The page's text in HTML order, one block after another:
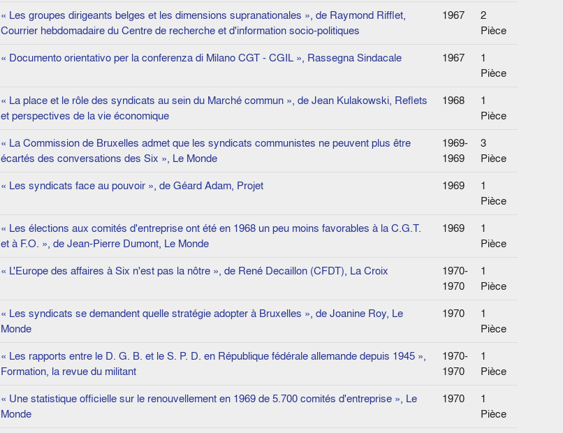
« Les groupes dirigeants belges et les dimensions supranationales », de Raymond Rifflet,
Courrier hebdomadaire du Centre de recherche et d'information socio-politiques
1967
2
Pièce
« Documento orientativo per la conferenza di Milano CGT - CGIL », Rassegna Sindacale 1967
1
Pièce
« La place et le rôle des syndicats au sein du Marché commun », de Jean Kulakowski, Reflets
et perspectives de la vie économique
1968
1
Pièce
« La Commission de Bruxelles admet que les syndicats communistes ne peuvent plus être
écartés des conversations des Six », Le Monde
1969-
1969
3
Pièce
« Les syndicats face au pouvoir », de Géard Adam, Projet 1969
1
Pièce
« Les élections aux comités d'entreprise ont été en 1968 un peu moins favorables à la C.G.T.
et à F.O. », de Jean-Pierre Dumont, Le Monde
1969
1
Pièce
« L'Europe des affaires à Six n'est pas la nôtre », de René Decaillon (CFDT), La Croix
1970-
1970
1
Pièce
« Les syndicats se demandent quelle stratégie adopter à Bruxelles », de Joanine Roy, Le
Monde
1970
1
Pièce
« Les rapports entre le D. G. B. et le S. P. D. en République fédérale allemande depuis 1945 »,
Formation, la revue du militant
1970-
1970
1
Pièce
« Une statistique officielle sur le renouvellement en 1969 de 5.700 comités d'entreprise », Le
Monde
1970
1
Pièce